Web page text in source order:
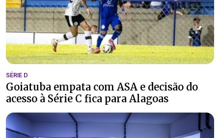
SÉRIE D
Goiatuba empata com ASA e decisão do
acesso à Série C fica para Alagoas